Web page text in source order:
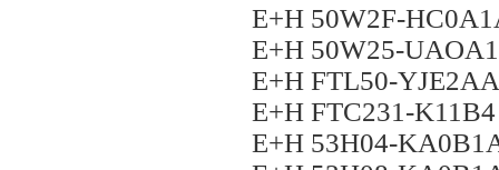
E+H 50W2F-
E+H 50W25-
E+H FTL50-
E+H FTC231-
E+H 53H04-